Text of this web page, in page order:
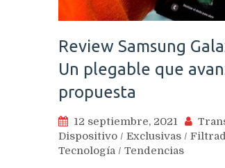
Review Samsung
Un plegable que
propuesta
12 septiembre, 2021
Dispositivo / Exclusivas /
Tecnología / Tendencias